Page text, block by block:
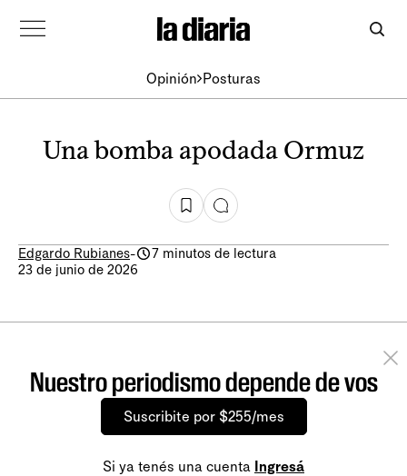
Opinión Posturas
Una bomba apodada Ormuz
Edgardo Rubianes-
7 minutos de lectura
23 de junio de 2026
Nuestro periodismo depende de vos
Suscribite por $255/mes
Si ya tenés una cuenta Ingresá